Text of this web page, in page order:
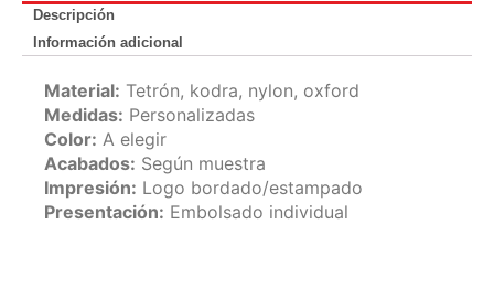
Descripción
Información adicional
Material: Tetrón, kodra, nylon, oxford
Medidas: Personalizadas
Color: A elegir
Acabados: Según muestra
Impresión: Logo bordado/estampado
Presentación: Embolsado individual